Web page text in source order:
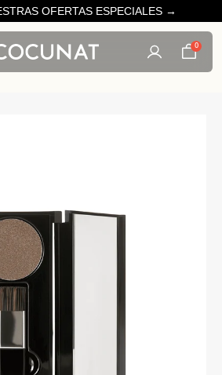
OFERTAS ESPECIALES →
0